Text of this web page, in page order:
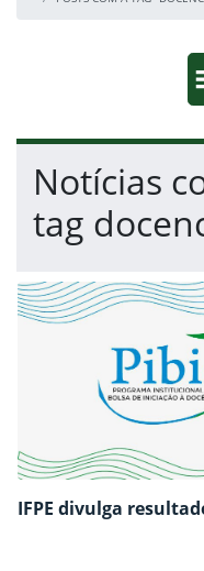
Fim da navegação
Início do conteúdo
Notícias
tag
IFPE divulga